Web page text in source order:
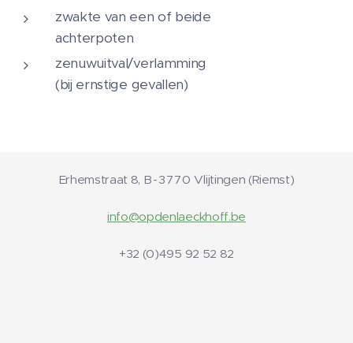
zwakte van een of beide
achterpoten
zenuwuitval/verlamming
(bij ernstige gevallen)
Erhemstraat 8, B-3770 Vlijtingen (Riemst)
info@opdenlaeckhoff.be
+32 (0)495 92 52 82